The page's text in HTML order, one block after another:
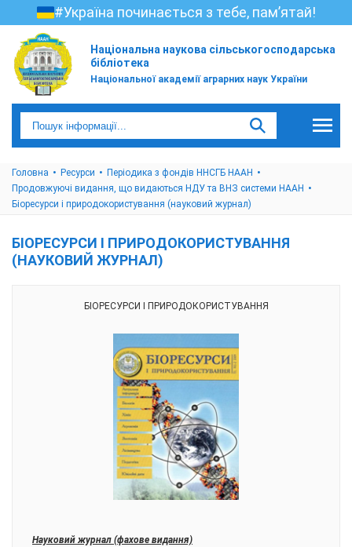
#Україна починається з тебе, пам’ятай!
Національна наукова сільськогосподарська
бібліотека
Національної академії аграрних наук України
Головна Ресурси
Періодика з фондів ННСГБ НААН
Продовжуючі видання, що видаються НДУ та ВНЗ системи НААН
Біоресурси і природокористування (науковий журнал)
БІОРЕСУРСИ І ПРИРОДОКОРИСТУВАННЯ
(НАУКОВИЙ ЖУРНАЛ)
БІОРЕСУРСИ І ПРИРОДОКОРИСТУВАННЯ
Науковий журнал (фахове видання)